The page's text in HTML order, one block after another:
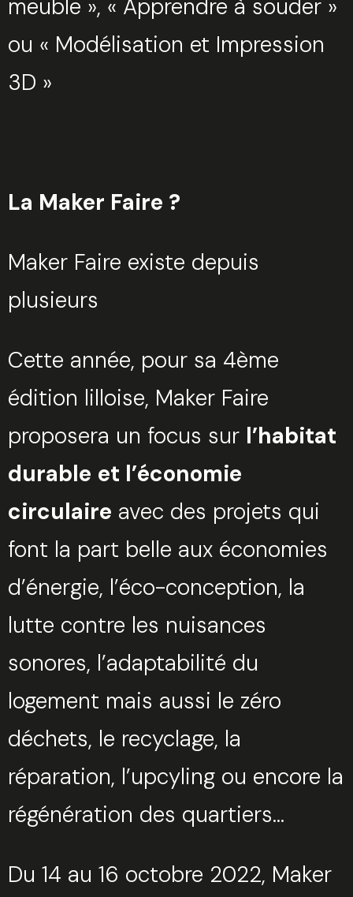
meuble », « Apprendre à souder »
ou « Modélisation et Impression
3D »
La Maker Faire ?
Maker Faire existe depuis
plusieurs
Cette année, pour sa 4ème
édition lilloise, Maker Faire
proposera un focus sur l’habitat
durable et l’économie
circulaire avec des projets qui
font la part belle aux économies
d’énergie, l’éco-conception, la
lutte contre les nuisances
sonores, l’adaptabilité du
logement mais aussi le zéro
déchets, le recyclage, la
réparation, l’upcyling ou encore la
régénération des quartiers…
Du 14 au 16 octobre 2022, Maker